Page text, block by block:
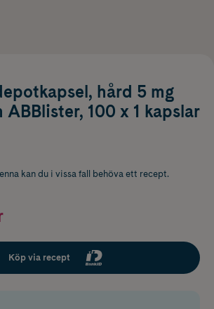
hård 5 mg
ABBlister, 100 x 1 kapslar
kan du i vissa fall behöva ett recept.
Köp via recept